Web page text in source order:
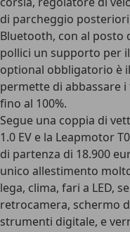
di parcheggio
Bluetooth, con al posto
pollici un supporto per
optional obbligatorio è
permette di abbassare
fino al 100%.
Segue una coppia di
1.0 EV e la Leapmotor
di partenza di 18.900
unico allestimento
lega, clima, fari a LED,
retrocamera, schermo
strumenti digitale, e